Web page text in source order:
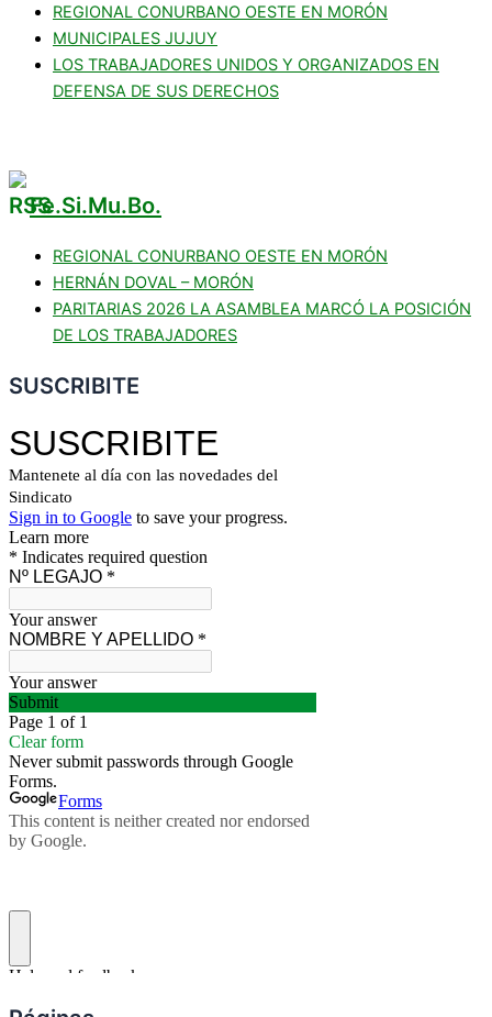
REGIONAL CONURBANO OESTE EN MORÓN
MUNICIPALES JUJUY
LOS TRABAJADORES UNIDOS Y ORGANIZADOS EN
DEFENSA DE SUS DERECHOS
Fe.Si.Mu.Bo.
REGIONAL CONURBANO OESTE EN MORÓN
HERNÁN DOVAL – MORÓN
PARITARIAS 2026 LA ASAMBLEA MARCÓ LA POSICIÓN
DE LOS TRABAJADORES
SUSCRIBITE